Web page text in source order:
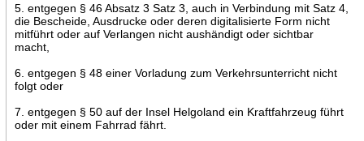
5. entgegen § 46 Absatz 3 Satz 3, auch in Verbindung mit Satz 4,
die Bescheide, Ausdrucke oder deren digitalisierte Form nicht
mitführt oder auf Verlangen nicht aushändigt oder sichtbar
macht,
6. entgegen § 48 einer Vorladung zum Verkehrsunterricht nicht
folgt oder
7. entgegen § 50 auf der Insel Helgoland ein Kraftfahrzeug führt
oder mit einem Fahrrad fährt.